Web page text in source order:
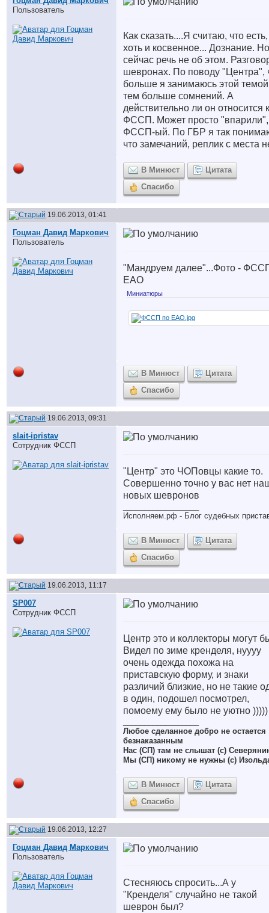
Пользователь
Как сказать....Я считаю, что есть,
хоть и косвенное... Дознание. Но
сейчас речь не об этом.
шевронах. По поводу "Центра",
больше я занимаюсь этой
тем больше сомнений. А
действительно ли он относится к
ФССП. Может просто "впарили",
ФССП-ый. По ГБР я так
что замечаний, реплик с места
В Минюст
Цитата
Спасибо
19.06.2013, 01:41
Гоцман Давид Маркович
Пользователь
"Мандруем далее"...Фото -
ЕАО
Миниатюры
В Минюст
Цитата
Спасибо
19.06.2013, 09:31
slait-ipristav
Сотрудник ФССП
"Центр" это ЧОПовцы какие то.
Совершенно точно у вас нет
новых шевронов
Исполняем.рф - Блог судебных
В Минюст
Цитата
Спасибо
19.06.2013, 11:17
SP007
Сотрудник ФССП
Центр это и коллекторы могут
Видел по зиме кренделя, нуууу
очень одежда похожа на
приставскую форму, и знаки
различий близкие, но не такие
в один, подошел посмотрел,
помоему ему было не уютно )))))
Любое сделанное добро не остается
безнаказанным
Нас (СП) там не слышат (с)
Мы (СП) никому не нужны (с)
В Минюст
Цитата
Спасибо
19.06.2013, 12:27
Гоцман Давид Маркович
Пользователь
Стесняюсь спросить...А у
"Кренделя" случайно не такой
шеврон был?